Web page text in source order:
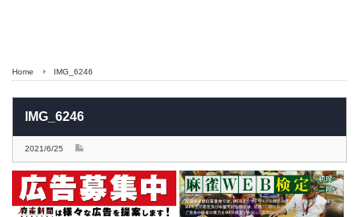
Home IMG_6246
IMG_6246
2021/6/25